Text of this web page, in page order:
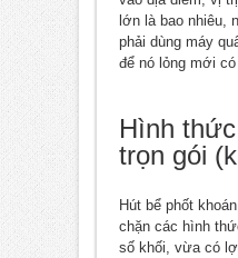
lớn là bao nhiêu,
phải dùng máy
để nó lỏng mới
Hình
trọn gói
Hút bể phốt
chặn các hình
số khối, vừa có